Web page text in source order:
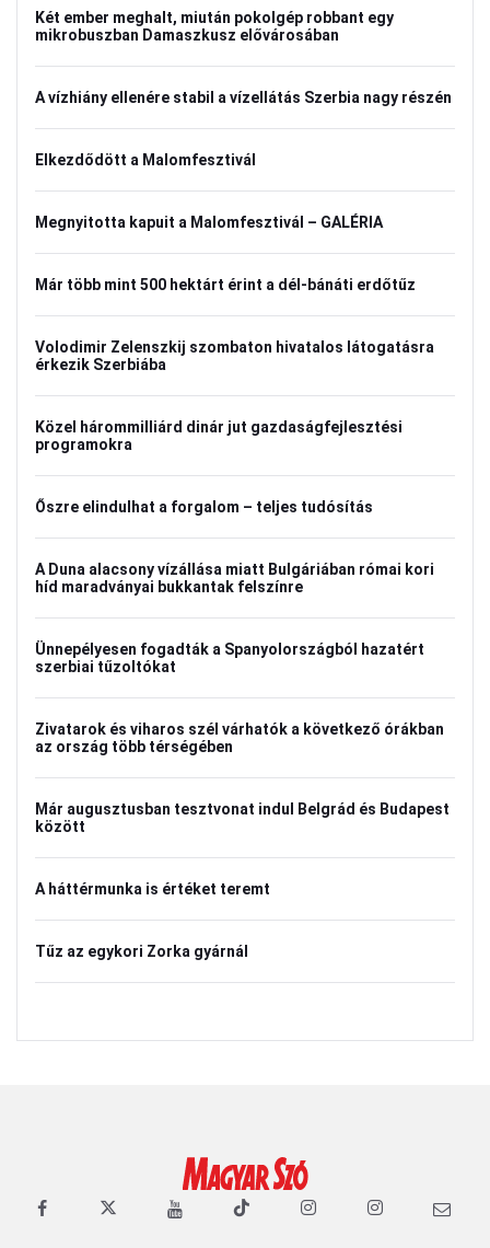
Két ember meghalt, miután pokolgép robbant egy
mikrobuszban Damaszkusz elővárosában
A vízhiány ellenére stabil a vízellátás Szerbia nagy részén
Elkezdődött a Malomfesztivál
Megnyitotta kapuit a Malomfesztivál – GALÉRIA
Már több mint 500 hektárt érint a dél-bánáti erdőtűz
Volodimir Zelenszkij szombaton hivatalos látogatásra
érkezik Szerbiába
Közel hárommilliárd dinár jut gazdaságfejlesztési
programokra
Őszre elindulhat a forgalom – teljes tudósítás
A Duna alacsony vízállása miatt Bulgáriában római kori
híd maradványai bukkantak felszínre
Ünnepélyesen fogadták a Spanyolországból hazatért
szerbiai tűzoltókat
Zivatarok és viharos szél várhatók a következő órákban
az ország több térségében
Már augusztusban tesztvonat indul Belgrád és Budapest
között
A háttérmunka is értéket teremt
Tűz az egykori Zorka gyárnál